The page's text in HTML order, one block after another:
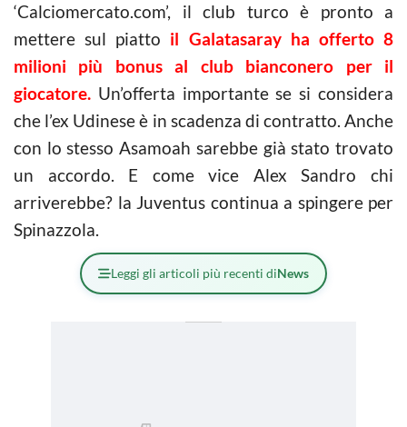
‘Calciomercato.com’, il club turco è pronto a
mettere sul piatto il Galatasaray ha offerto 8
milioni più bonus al club bianconero per il
giocatore. Un’offerta importante se si considera
che l’ex Udinese è in scadenza di contratto. Anche
con lo stesso Asamoah sarebbe già stato trovato
un accordo. E come vice Alex Sandro chi
arriverebbe? la Juventus continua a spingere per
Spinazzola.
Leggi gli articoli più recenti diNews